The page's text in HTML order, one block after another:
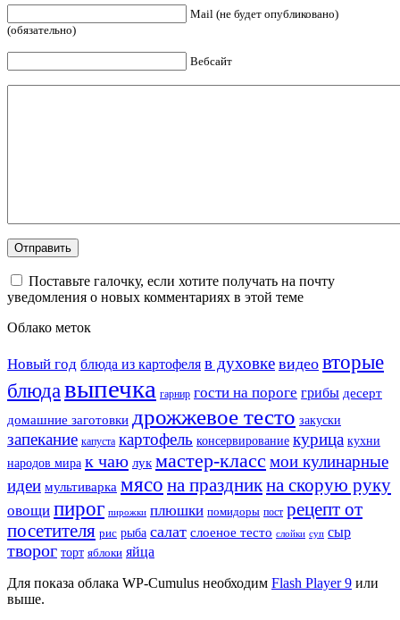
Mail (не будет опубликовано)
(обязательно)
Вебсайт
Поставьте галочку, если хотите получать на почту
уведомления о новых комментариях в этой теме
Облако меток
Новый год блюда из картофеля в духовке видео вторые
блюдавыпечка гарнир гости на пороге грибы десерт
домашние заготовки дрожжевое тесто закуски
запекание капуста картофель консервирование курица кухни
народов мира к чаю лук мастер-класс мои кулинарные
идеи мультиварка мясо на праздникна скорую руку
овощи пирог пирожки плюшки помидоры пост рецепт от
посетителя рис рыба салат слоеное тесто слойки суп сыр
творог торт яблоки яйца
Для показа облака WP-Cumulus необходим Flash Player 9 или
выше.